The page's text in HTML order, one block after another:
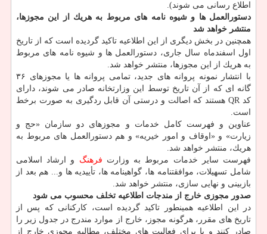
اطلاع رسانی می­ شوند).
دستورالعمل­ ها و شیوه ­نامه­ های مربوط به هریك از این مجوزها،
منتشر خواهد شد
همچنین در بخش دیگری از این اطلاعیه تاكید گردیده است كه از تاریخ
اول اسفندماه سال جاری، دستورالعمل­ ها و شیوه­ نامه­ های مربوط
به هریك از این مجوزها، منتشر خواهد شد.
با انتشار نمونه­ پروانه های جدید، تمامی پروانه­ ها یا مجوزهای ۳۶
گانه­ ای كه از آن تاریخ توسط این وزارتخانه صادر می­ شوند، دارای
كد QR هستند كه اصالت و درستی آن قابل ردگیری به­ صورت برخط
است.
عناوین و فهرست كامل خدمات و مجوزهای دو سازمان «حج و
زیارت» و «اوقاف و امور خیریه» و هم دستورالعمل­ های مربوط به
هریك، منتشر خواهد شد.
فهرست سایر خدمات مربوط به وزارت فرهنگ و ارشاد اسلامی
شامل تسهیلات، موافقت­نامه­ ها، گواهی­نامه­ ها، تأییدیه­ ها و... هم بعد از
بازبینی و نهایی­ سازی، منتشر خواهد شد.
صدور مجوزی خارج از مندجات اطلاعیه تخلف محسوب می شود
در این اطلاعیه همینطور تاكید گردیده است، كاركنانی كه پس از
تاریخ­ های مقرر، هرگونه مجوز، خارج از موارد مندرج در جدول زیر را
صادر كنند و یا برای فعالیت های مختلف، مطالبه­ مجوزی خارج از